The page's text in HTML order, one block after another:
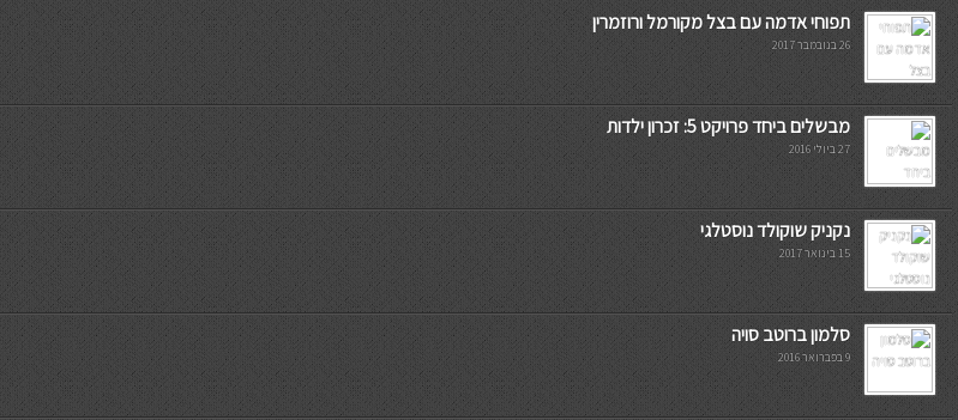
תפוחי אדמה עם בצל מקורמל ורוזמרין
26 בנובמבר 2017
מבשלים ביחד פרויקט 5: זכרון ילדות
27 ביולי 2016
נקניק שוקולד נוסטלגי
15 בינואר 2017
סלמון ברוטב סויה
9 בפברואר 2016